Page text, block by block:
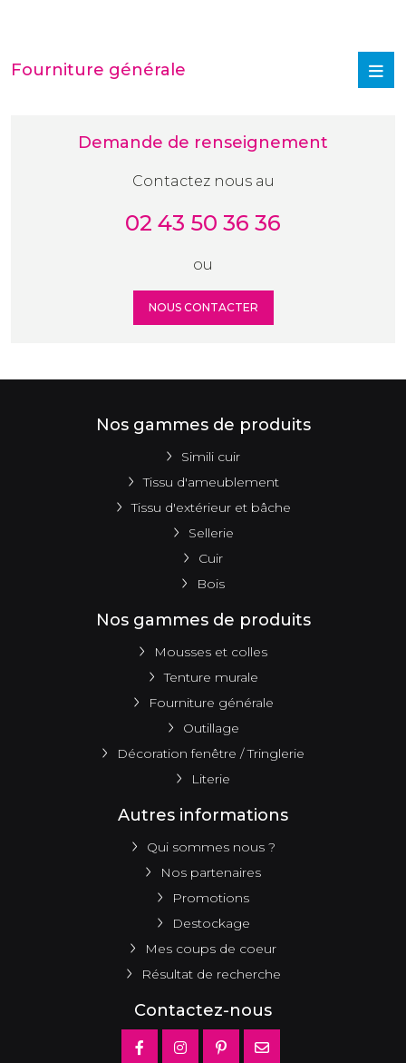
Fourniture générale
Demande de renseignement
Contactez nous au
02 43 50 36 36
ou
NOUS CONTACTER
Nos gammes de produits
Simili cuir
Tissu d'ameublement
Tissu d'extérieur et bâche
Sellerie
Cuir
Bois
Nos gammes de produits
Mousses et colles
Tenture murale
Fourniture générale
Outillage
Décoration fenêtre / Tringlerie
Literie
Autres informations
Qui sommes nous ?
Nos partenaires
Promotions
Destockage
Mes coups de coeur
Résultat de recherche
Contactez-nous